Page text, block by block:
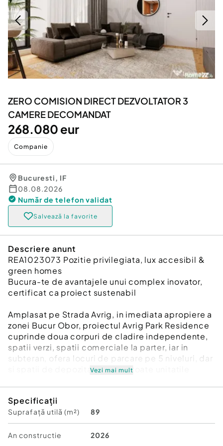
Servicii
Animale de companie
Afaceri și echipamente profesionale
Inchiriere Bunuri si Vehicule
Utilaje agricole si industriale
Piese auto si accesorii
Dacia Duster
ZERO COMISION DIRECT DEZVOLTATOR 3
CAMERE DECOMANDAT
268.080 eur
Companie
Bucuresti, IF
08.08.2026
Număr de telefon validat
Salvează la favorite
Descriere anunt
REA1023073 Pozitie privilegiata, lux accesibil &
green homes
Bucura-te de avantajele unui complex inovator,
certificat ca proiect sustenabil
Amplasat pe Strada Avrig, in imediata apropiere a
zonei Bucur Obor, proiectul Avrig Park Residence
cuprinde doua corpuri de cladire independente,
spatii verzi, spatii comerciale la parter, iar in
subteran, ofera locuri de parcare pe 5 niveluri, dar
si spatii de depozitare pentru toate unitatile
Cladirile sunt realizate la standarde de calitate
superioara, din beton cu ziduri despartitoare din
caramida, izolate termic si fonic, cu finisaje de
inalta finete, centrale de apartament si toate
Vezi mai mult
Specificații
Suprafață utilă (m²) 89
An constructie 2026